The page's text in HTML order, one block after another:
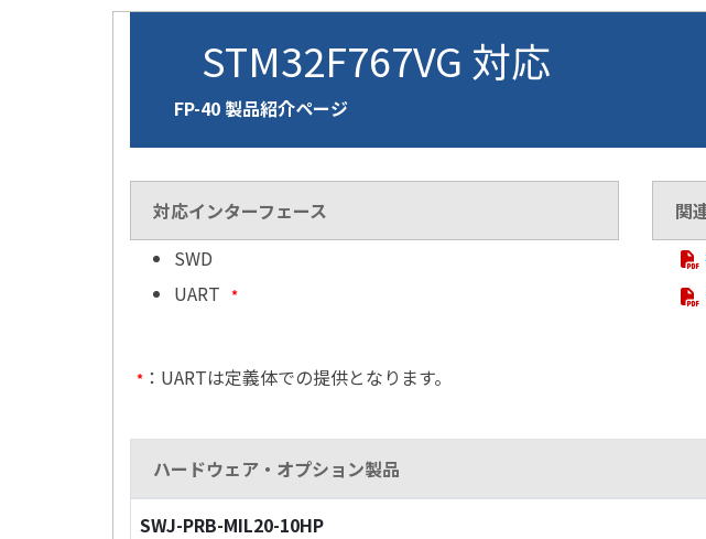
STM32F767VG 対応
FP-40 製品紹介ページ
対応インターフェース
SWD
UART
*
関
* ：UARTは定義体での提供となります。
ハードウェア・オプション製品
SWJ-PRB-MIL20-10HP